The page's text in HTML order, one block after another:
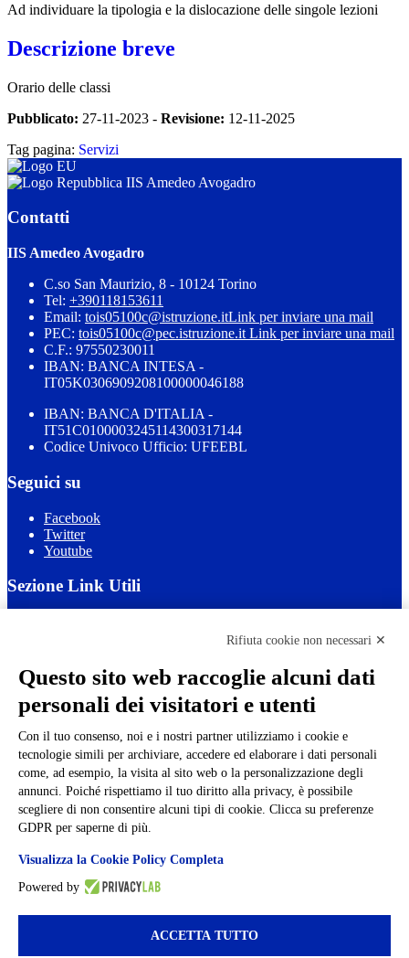
Ad individuare la tipologia e la dislocazione delle singole lezioni
Descrizione breve
Orario delle classi
Pubblicato: 27-11-2023 - Revisione: 12-11-2025
Tag pagina: Servizi
IIS Amedeo Avogadro
Contatti
IIS Amedeo Avogadro
C.so San Maurizio, 8 - 10124 Torino
Tel: +390118153611
Email: tois05100c@istruzione.itLink per inviare una mail
PEC: tois05100c@pec.istruzione.it Link per inviare una mail
C.F.: 97550230011
IBAN: BANCA INTESA -
IT05K0306909208100000046188
IBAN: BANCA D'ITALIA -
IT51C0100003245114300317144
Codice Univoco Ufficio: UFEEBL
Seguici su
Facebook
Twitter
Youtube
Sezione Link Utili
Ufficio Relazioni con il Pubblico
Dichiarazione di accessibilità
Obiettivi di accessibilità
Gestione consensi cookie
Amministrazione trasparente
Pagina visualizzata
20529 volte
Sezione Copyright
Copyright 2026 | Engineered and powered by Gruppo Spaggiari
Parma S.p.A. | Divisione Publishing & New Social Media
Rifiuta cookie non necessari ✕
Questo sito web raccoglie alcuni dati
personali dei visitatori e utenti
Con il tuo consenso, noi e i nostri partner utilizziamo i cookie e
tecnologie simili per archiviare, accedere ed elaborare i dati personali
come, ad esempio, la visita al sito web o la personalizzazione degli
annunci. Poiché rispettiamo il tuo diritto alla privacy, è possibile
scegliere di non consentire alcuni tipi di cookie. Clicca su preferenze
GDPR per saperne di più.
Visualizza la Cookie Policy Completa
Powered by
ACCETTA TUTTO